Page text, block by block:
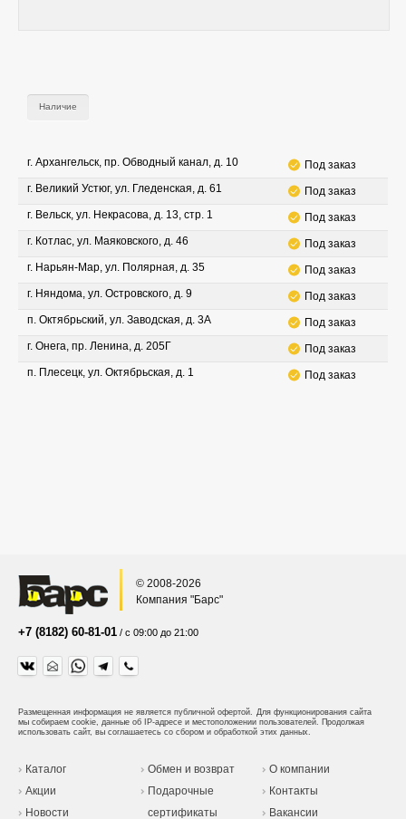
Наличие
г. Архангельск, пр. Обводный канал, д. 10
Под заказ
г. Великий Устюг, ул. Гледенская, д. 61
Под заказ
г. Вельск, ул. Некрасова, д. 13, стр. 1
Под заказ
г. Котлас, ул. Маяковского, д. 46
Под заказ
г. Нарьян-Мар, ул. Полярная, д. 35
Под заказ
г. Няндома, ул. Островского, д. 9
Под заказ
п. Октябрьский, ул. Заводская, д. 3А
Под заказ
г. Онега, пр. Ленина, д. 205Г
Под заказ
п. Плесецк, ул. Октябрьская, д. 1
Под заказ
© 2008-2026
Компания "Барс"
+7 (8182) 60-81-01 / с 09:00 до 21:00
Размещенная информация не является публичной офертой. Для функционирования сайта
мы собираем cookie, данные об IP-адресе и местоположении пользователей. Продолжая
использовать сайт, вы соглашаетесь со сбором и обработкой этих данных.
Каталог
Акции
Новости
Обмен и возврат
Подарочные
сертификаты
О компании
Контакты
Вакансии